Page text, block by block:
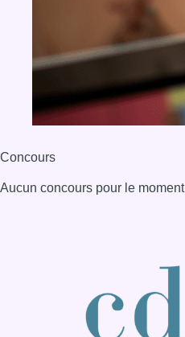
Concours
Aucun concours pour le moment